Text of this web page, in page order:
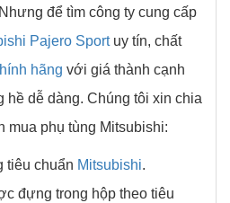
để tìm công ty cung cấp
Pajero Sportuy tín, chất
hãng với giá thành cạnh
hề dễ dàng. Chúng tôi xin chia
mua phụ tùng Mitsubishi:
tiêu chuẩn Mitsubishi.
đựng trong hộp theo tiêu